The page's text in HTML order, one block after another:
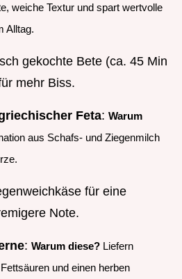
weiche Textur und spart wertvolle
Alltag.
gekochte Bete (ca. 45 Min
mehr Biss.
Feta: Warum
aus Schafs- und Ziegenmilch
für eine
Note.
: Warum diese? Liefern
und einen herben